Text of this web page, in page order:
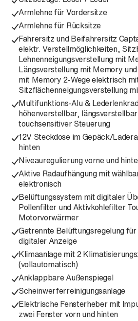
Armlehne für Vordersitze
Armlehne für Rücksitze
Fahrersitz und Beifahrersitz
elektr. Verstellmöglichkeiten,
Lehnenneigungsverstellung mit
Längsverstellung mit Memory
mit Memory 2-Wege elektrisch
Sitzflächenneigungsverstellung
Multifunktions-Alu &
höhenverstellbar,
touchsensitiver Steuerung
12V Steckdose im Gepäck/
hinten
Niveauregulierung vorne und
Aktive Radaufhängung mit
elektronisch
Belüftungssystem mit digitaler
Pollenfilter und Aktivkohlefilter
Motorvorwärmer
Getrennte Belüftungsregelung
digitaler Anzeige
Klimaanlage mit 2
(vollautomatisch)
Anklappbare Außenspiegel
Scheinwerferreinigungsanlage
Elektrische Fensterheber mit
zwei Fenster vorn und hinten